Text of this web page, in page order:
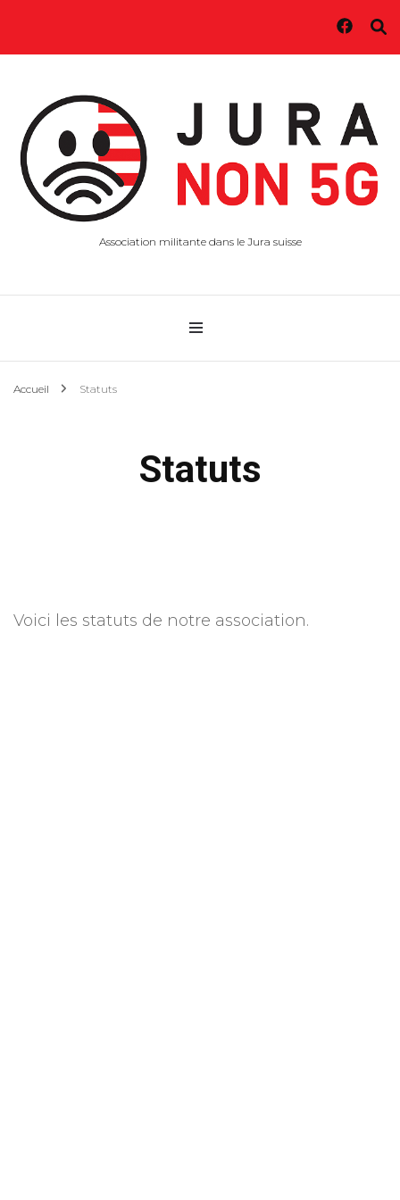
Association militante dans le Jura suisse
Accueil Statuts
Statuts
Voici les statuts de notre association.